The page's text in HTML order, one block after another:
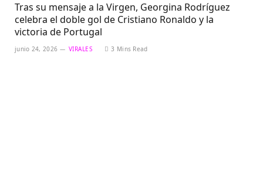
Tras su mensaje a la Virgen, Georgina Rodríguez
celebra el doble gol de Cristiano Ronaldo y la
victoria de Portugal
junio 24, 2026 VIRALES 3 Mins Read